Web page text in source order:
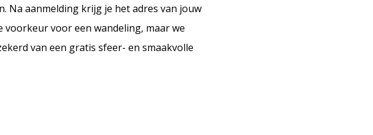
Na aanmelding krijg je het adres van jouw
voor een wandeling, maar we
van een gratis sfeer- en smaakvolle